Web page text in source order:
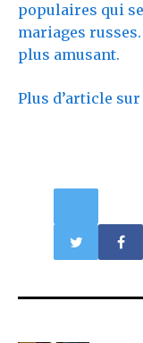
populaires qui
mariages
plus amusant.
Plus d’article sur